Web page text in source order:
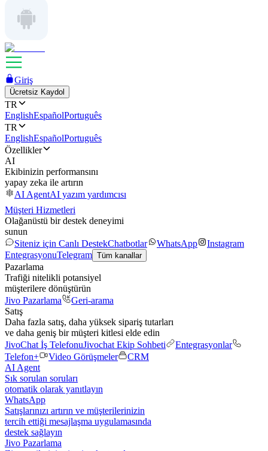
Giriş
Ücretsiz Kaydol
TR
EnglishEspañolPortuguês
TR
EnglishEspañolPortuguês
Özellikler
AI
Ekibinizin performansını
yapay zeka ile artırın
AI AgentAI yazım yardımcısı
Müşteri Hizmetleri
Olağanüstü bir destek deneyimi
sunun
Siteniz için Canlı DestekChatbotlar WhatsApp
Instagram
EntegrasyonuTelegram Tüm kanallar
Pazarlama
Trafiği nitelikli potansiyel
müşterilere dönüştürün
Jivo Pazarlama
Geri-arama
Satış
Daha fazla satış, daha yüksek sipariş tutarları
ve daha geniş bir müşteri kitlesi elde edin
JivoChat İş TelefonuJivochat Ekip Sohbeti
Entegrasyonlar
Telefon+
Video Görüşmeler
CRM
AI Agent
Sık sorulan soruları
otomatik olarak yanıtlayın
WhatsApp
Satışlarınızı artırın ve müşterilerinizin
tercih ettiği mesajlaşma uygulamasında
destek sağlayın
Jivo Pazarlama